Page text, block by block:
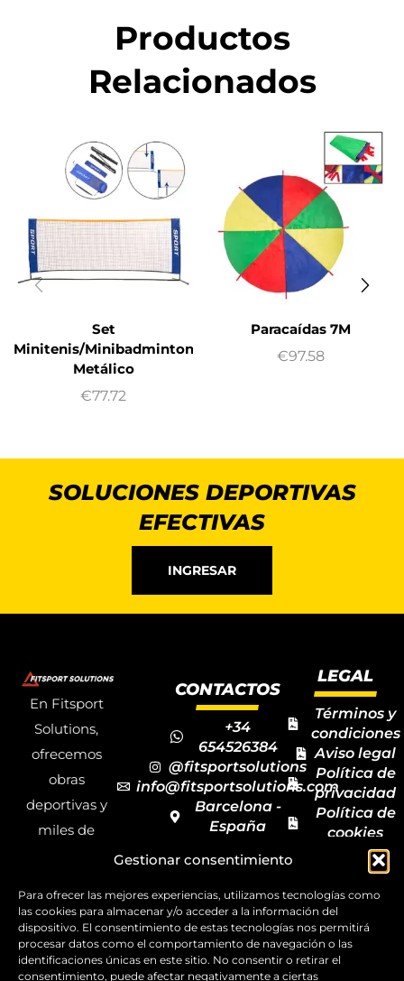
Gestionar consentimiento
Para ofrecer las mejores experiencias, utilizamos tecnologías como
las cookies para almacenar y/o acceder a la información del
dispositivo. El consentimiento de estas tecnologías nos permitirá
procesar datos como el comportamiento de navegación o las
identificaciones únicas en este sitio. No consentir o retirar el
consentimiento, puede afectar negativamente a ciertas
Productos
Relacionados
Set
Minitenis/Minibadminton
Metálico
€77.72
Paracaídas 7M
€97.58
SOLUCIONES DEPORTIVAS
EFECTIVAS
INGRESAR
En Fitsport
Solutions,
ofrecemos
obras
deportivas y
miles de
deportivos
para todas las
disciplinas,
CONTACTOS
+34
654526384
@fitsportsolutions
info@fitsportsolutions.com
Barcelona -
España
de contacto
LEGAL
Términos y
condiciones
Aviso legal
Política de
privacidad
Política de
cookies
Mapa del
sitio